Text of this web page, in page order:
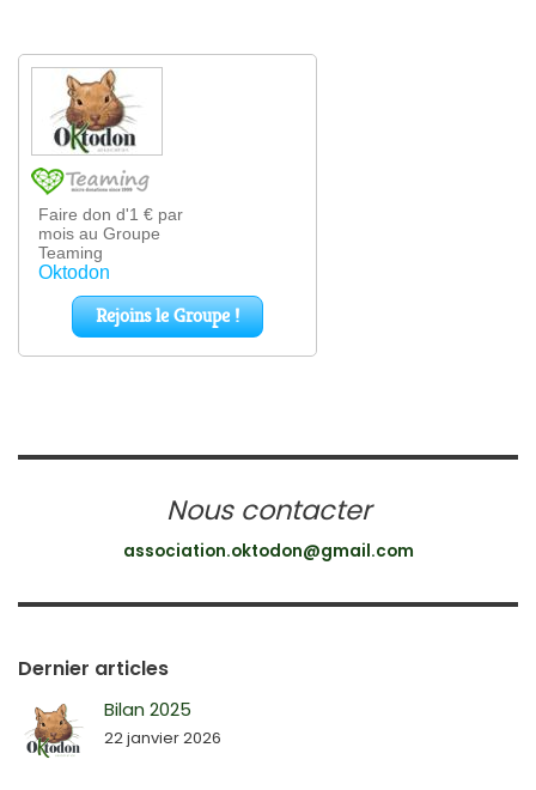
Nous contacter
association.oktodon@gmail.com
Dernier articles
Bilan 2025
22 janvier 2026